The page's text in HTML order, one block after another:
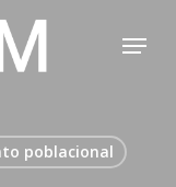
Menu
poblacional